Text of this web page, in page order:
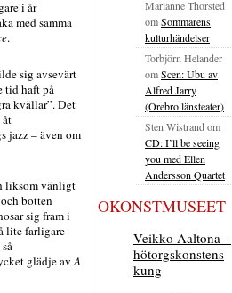
i år
med samma
.
sig avsevärt
tid haft på
kvällar”. Det
åt
jazz – även om
liksom vänligt
botten
sig fram i
lite farligare
glädje avA
Marianne Thorsted
omSommarens
kulturhändelser
Torbjörn Helander
omScen: Ubu av
Alfred Jarry
(Örebro länsteater)
Sten Wistrand om
CD: I’ll be seeing
you med Ellen
Andersson Quartet
OKONSTMUSEET
Veikko Aaltona –
hötorgskonstens
kung